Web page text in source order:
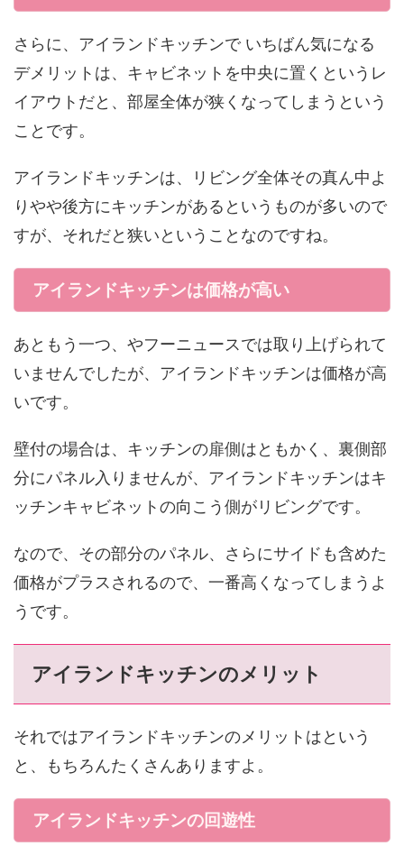
さらに、アイランドキッチンで いちばん気になる
デメリットは、キャビネットを中央に置くというレ
イアウトだと、部屋全体が狭くなってしまうという
ことです。
アイランドキッチンは、リビング全体その真ん中よ
りやや後方にキッチンがあるというものが多いので
すが、それだと狭いということなのですね。
アイランドキッチンは価格が高い
あともう一つ、やフーニュースでは取り上げられて
いませんでしたが、アイランドキッチンは価格が高
いです。
壁付の場合は、キッチンの扉側はともかく、裏側部
分にパネル入りませんが、アイランドキッチンはキ
ッチンキャビネットの向こう側がリビングです。
なので、その部分のパネル、さらにサイドも含めた
価格がプラスされるので、一番高くなってしまうよ
うです。
アイランドキッチンのメリット
それではアイランドキッチンのメリットはという
と、もちろんたくさんありますよ。
アイランドキッチンの回遊性